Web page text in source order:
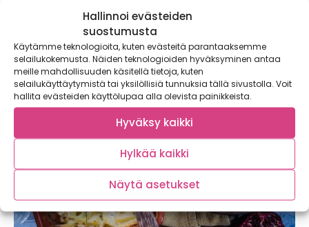
Hallinnoi evästeiden
suostumusta
Käytämme teknologioita, kuten evästeitä parantaaksemme
selailukokemusta. Näiden teknologioiden hyväksyminen antaa
meille mahdollisuuden käsitellä tietoja, kuten
selailukäyttäytymistä tai yksilöllisiä tunnuksia tällä sivustolla. Voit
hallita evästeiden käyttölupaa alla olevista painikkeista.
Hyväksy kaikki
Hylkää kaikki
Näytä asetukset
maanläheisiä makuja ja laseihin kaadetaan sesonkiin